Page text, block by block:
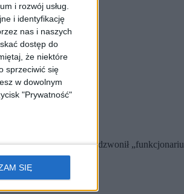
i rozwój usług.
i identyfikację
nas i naszych
dostęp do
że niektóre
sprzeciwić się
w dowolnym
"Prywatność"
SIĘ
zastosowali nowy…
z Krakowa zadzwonił